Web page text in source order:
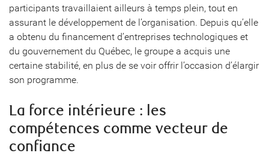
participants travaillaient ailleurs à temps plein, tout en
assurant le développement de l’organisation. Depuis qu’elle
a obtenu du financement d’entreprises technologiques et
du gouvernement du Québec, le groupe a acquis une
certaine stabilité, en plus de se voir offrir l’occasion d’élargir
son programme.
La force intérieure : les
compétences comme vecteur de
confiance